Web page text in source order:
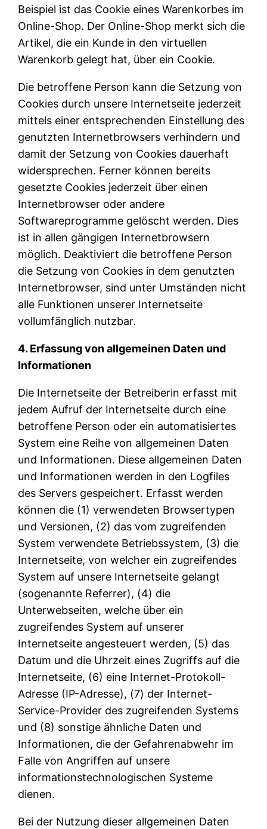
Beispiel ist das Cookie eines Warenkorbes im
Online-Shop. Der Online-Shop merkt sich die
Artikel, die ein Kunde in den virtuellen
Warenkorb gelegt hat, über ein Cookie.
Die betroffene Person kann die Setzung von
Cookies durch unsere Internetseite jederzeit
mittels einer entsprechenden Einstellung des
genutzten Internetbrowsers verhindern und
damit der Setzung von Cookies dauerhaft
widersprechen. Ferner können bereits
gesetzte Cookies jederzeit über einen
Internetbrowser oder andere
Softwareprogramme gelöscht werden. Dies
ist in allen gängigen Internetbrowsern
möglich. Deaktiviert die betroffene Person
die Setzung von Cookies in dem genutzten
Internetbrowser, sind unter Umständen nicht
alle Funktionen unserer Internetseite
vollumfänglich nutzbar.
4. Erfassung von allgemeinen Daten und
Informationen
Die Internetseite der Betreiberin erfasst mit
jedem Aufruf der Internetseite durch eine
betroffene Person oder ein automatisiertes
System eine Reihe von allgemeinen Daten
und Informationen. Diese allgemeinen Daten
und Informationen werden in den Logfiles
des Servers gespeichert. Erfasst werden
können die (1) verwendeten Browsertypen
und Versionen, (2) das vom zugreifenden
System verwendete Betriebssystem, (3) die
Internetseite, von welcher ein zugreifendes
System auf unsere Internetseite gelangt
(sogenannte Referrer), (4) die
Unterwebseiten, welche über ein
zugreifendes System auf unserer
Internetseite angesteuert werden, (5) das
Datum und die Uhrzeit eines Zugriffs auf die
Internetseite, (6) eine Internet-Protokoll-
Adresse (IP-Adresse), (7) der Internet-
Service-Provider des zugreifenden Systems
und (8) sonstige ähnliche Daten und
Informationen, die der Gefahrenabwehr im
Falle von Angriffen auf unsere
informationstechnologischen Systeme
dienen.
Bei der Nutzung dieser allgemeinen Daten